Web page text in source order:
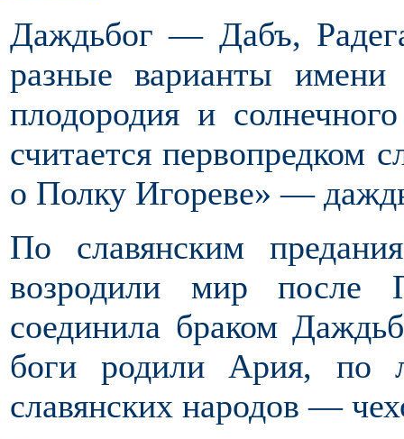
Даждьбог — Дабъ,
разные варианты
плодородия и
считается первопредком
о Полку Игореве» —
По славянским
возродили мир после
соединила браком
боги родили Ария, по
славянских народов —